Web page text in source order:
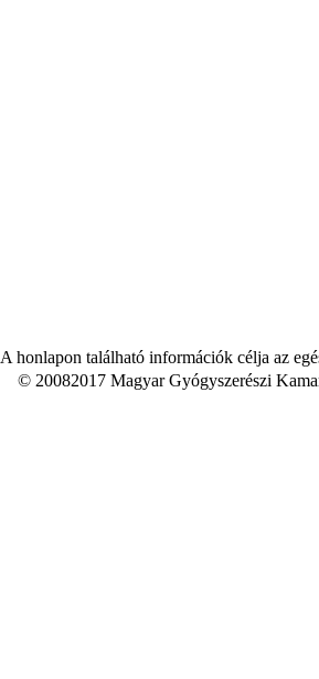
A honlapon található információk célja az
© 20082017 Magyar Gyógyszerészi